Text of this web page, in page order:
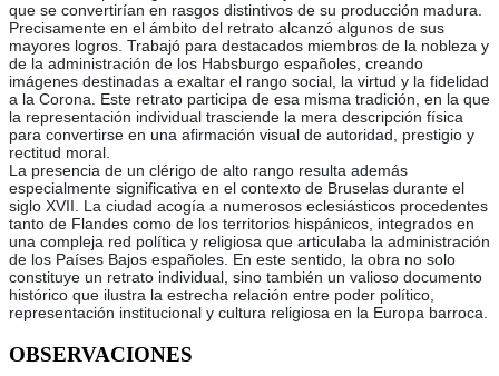
que se convertirían en rasgos distintivos de su producción madura.
Precisamente en el ámbito del retrato alcanzó algunos de sus
mayores logros. Trabajó para destacados miembros de la nobleza y
de la administración de los Habsburgo españoles, creando
imágenes destinadas a exaltar el rango social, la virtud y la fidelidad
a la Corona. Este retrato participa de esa misma tradición, en la que
la representación individual trasciende la mera descripción física
para convertirse en una afirmación visual de autoridad, prestigio y
rectitud moral.
La presencia de un clérigo de alto rango resulta además
especialmente significativa en el contexto de Bruselas durante el
siglo XVII. La ciudad acogía a numerosos eclesiásticos procedentes
tanto de Flandes como de los territorios hispánicos, integrados en
una compleja red política y religiosa que articulaba la administración
de los Países Bajos españoles. En este sentido, la obra no solo
constituye un retrato individual, sino también un valioso documento
histórico que ilustra la estrecha relación entre poder político,
representación institucional y cultura religiosa en la Europa barroca.
OBSERVACIONES